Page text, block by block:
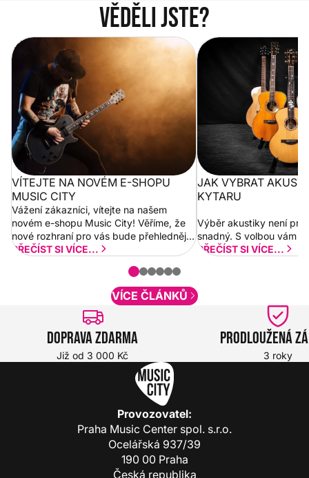
Věděli jste?
Vítejte na novém e-shopu Music
City
VÍTEJTE NA NOVÉM E-SHOPU
MUSIC CITY
Vážení zákazníci, vítejte na našem
novém e-shopu Music City! Věříme, že
nové rozhraní pro vás bude přehlednější
a rychlejší. Postupně budeme přidávat
PŘEČÍST SI VÍCE...
Jak vybrat
JAK VYBRAT
KYTARU
Výběr akustiky není pro
snadný. S volbou vám
PŘEČÍST SI VÍCE...
VÍCE ČLÁNKŮ
Doprava zdarma
Již od 3 000 Kč
Prodloužená
3 roky
Provozovatel:
Praha Music Center spol. s.r.o.
Ocelářská 937/39
190 00 Praha
Česká republika